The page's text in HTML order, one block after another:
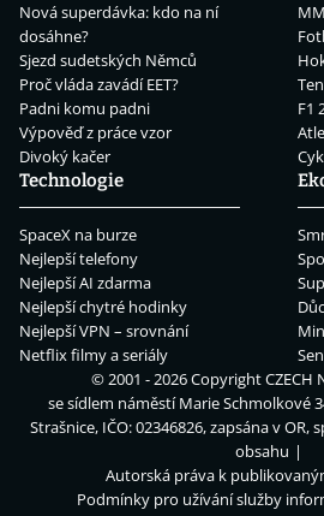
Nová superdávka: kdo na ní
dosáhne?
Sjezd sudetských Němců
Proč vláda zavádí EET?
Padni komu padni
Výpověď z práce vzor
Divoký kačer
F1
Technologie
SpaceX na burze
Nejlepší telefony
Nejlepší AI zdarma
Nejlepší chytré hodinky
Nejlepší VPN – srovnání
Netflix filmy a seriály
© 2001 - 2026 CopyrightCZECH
se sídlem náměstí Marie Schmolkové
Strašnice, IČO: 02346826, zapsána v OR,
obsahu
Autorská práva k
Podmínky pro užívání služby